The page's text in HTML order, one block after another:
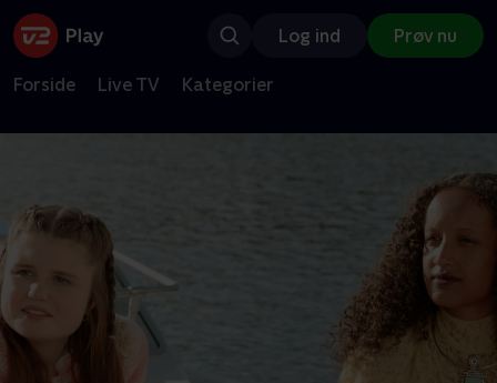
Log ind Prøv nu
Forside Live TV Kategorier